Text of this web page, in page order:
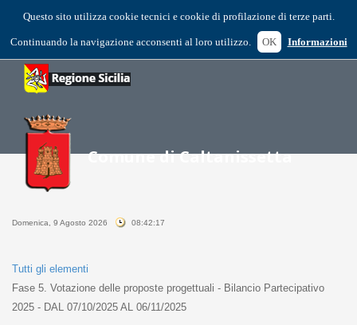
Questo sito utilizza cookie tecnici e cookie di profilazione di terze parti.
Continuando la navigazione acconsenti al loro utilizzo. OK Informazioni
Domenica, 9 Agosto 2026 08:42:17
Tutti gli elementi
Fase 5. Votazione delle proposte progettuali - Bilancio Partecipativo
2025 - DAL 07/10/2025 AL 06/11/2025